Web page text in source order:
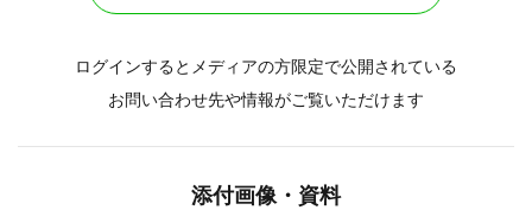
ログインするとメディアの方限定で公開されている
お問い合わせ先や情報がご覧いただけます
添付画像・資料